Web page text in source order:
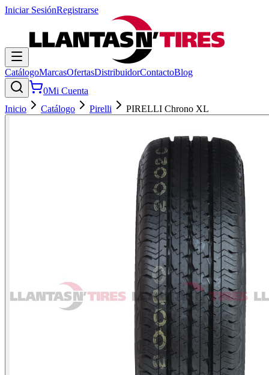
Iniciar SesiónRegistrarse
CatálogoMarcasOfertasDistribuidorContactoBlog
0Mi Cuenta
Inicio
Catálogo Pirelli PIRELLI Chrono XL